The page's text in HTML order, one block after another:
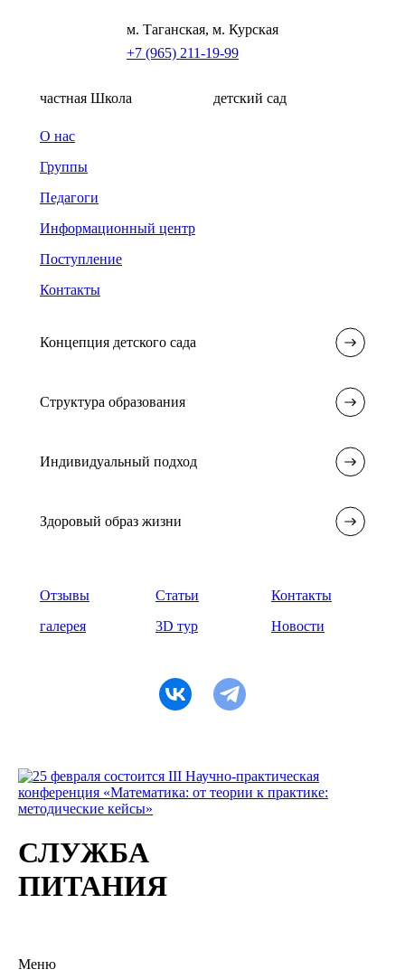
м. Таганская, м. Курская
+7 (965) 211-19-99
частная Школа детский сад
О нас
Группы
Педагоги
Информационный центр
Поступление
Контакты
Концепция детского сада
Структура образования
Индивидуальный подход
Здоровый образ жизни
Отзывы Статьи
Контакты
галерея
3D тур Новости
СЛУЖБА
ПИТАНИЯ
Меню